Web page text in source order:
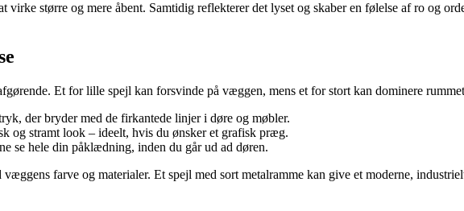
virke større og mere åbent. Samtidig reflekterer det lyset og skaber en følelse af ro og
Et for lille spejl kan forsvinde på væggen, mens et for stort kan dominere
der bryder med de firkantede linjer i døre og møbler.
og stramt look – ideelt, hvis du ønsker et grafisk præg.
se hele din påklædning, inden du går ud ad døren.
farve og materialer. Et spejl med sort metalramme kan give et moderne,